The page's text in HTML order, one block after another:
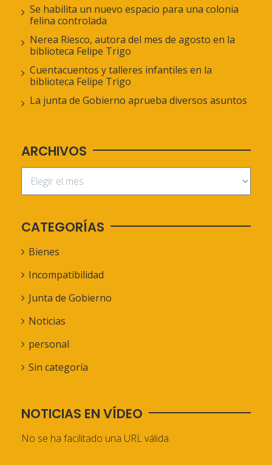
Se habilita un nuevo espacio para una colonia
felina controlada
Nerea Riesco, autora del mes de agosto en la
biblioteca Felipe Trigo
Cuentacuentos y talleres infantiles en la
biblioteca Felipe Trigo
La junta de Gobierno aprueba diversos asuntos
ARCHIVOS
CATEGORÍAS
Bienes
Incompatibilidad
Junta de Gobierno
Noticias
personal
Sin categoría
NOTICIAS EN VÍDEO
No se ha facilitado una URL válida.